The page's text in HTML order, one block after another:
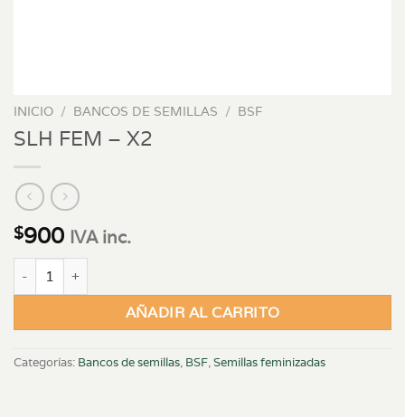
INICIO / BANCOS DE SEMILLAS / BSF
SLH FEM – X2
$900 IVA inc.
SLH FEM - X2 cantidad
AÑADIR AL CARRITO
Categorías: Bancos de semillas, BSF,Semillas feminizadas